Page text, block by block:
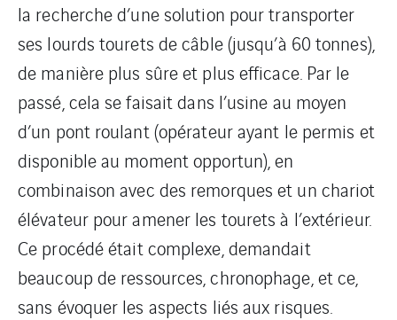
la recherche d’une solution pour transporter
ses lourds tourets de câble (jusqu’à 60 tonnes),
de manière plus sûre et plus efficace. Par le
passé, cela se faisait dans l’usine au moyen
d’un pont roulant (opérateur ayant le permis et
disponible au moment opportun), en
combinaison avec des remorques et un chariot
élévateur pour amener les tourets à l’extérieur.
Ce procédé était complexe, demandait
beaucoup de ressources, chronophage, et ce,
sans évoquer les aspects liés aux risques.